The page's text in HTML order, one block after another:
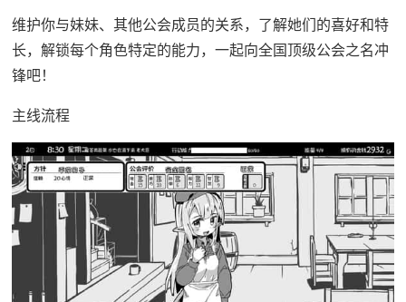
维护你与妹妹、其他公会成员的关系，了解她们的喜好和特
长，解锁每个角色特定的能力，一起向全国顶级公会之名冲
锋吧！
主线流程